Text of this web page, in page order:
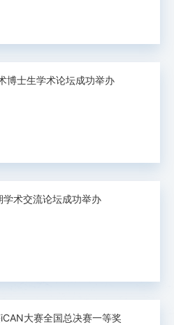
博士生学术论坛成功举办
学术交流论坛成功举办
大赛全国总决赛一等奖